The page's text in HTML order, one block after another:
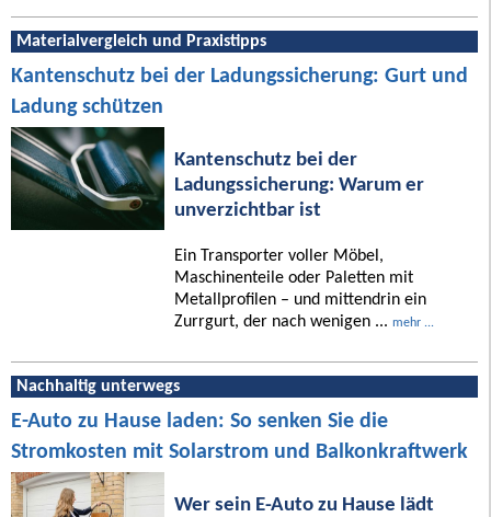
Materialvergleich und Praxistipps
Kantenschutz bei der Ladungssicherung: Gurt und
Ladung schützen
Kantenschutz bei der
Ladungssicherung: Warum er
unverzichtbar ist
Ein Transporter voller Möbel,
Maschinenteile oder Paletten mit
Metallprofilen – und mittendrin ein
Zurrgurt, der nach wenigen ... mehr ...
Nachhaltig unterwegs
E-Auto zu Hause laden: So senken Sie die
Stromkosten mit Solarstrom und Balkonkraftwerk
Wer sein E-Auto zu Hause lädt